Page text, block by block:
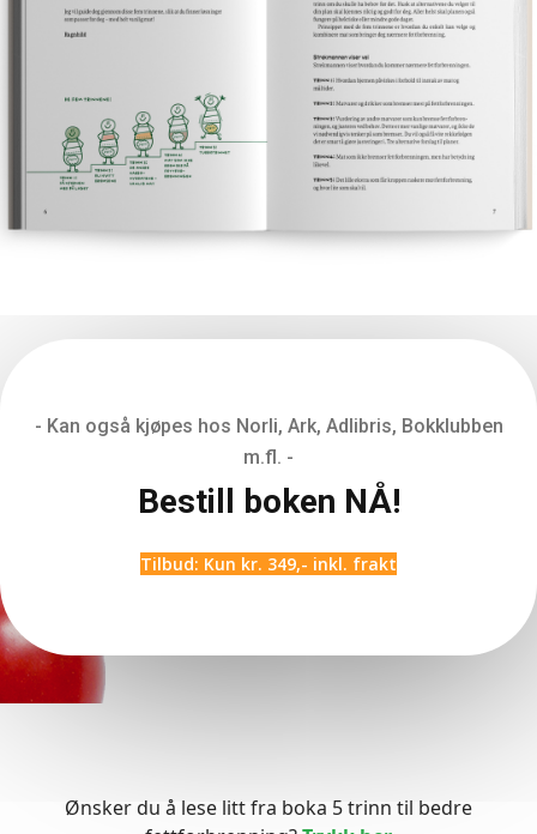
- Kan også kjøpes hos Norli, Ark, Adlibris, Bokklubben
m.fl. -
Bestill boken NÅ!
Tilbud: Kun kr. 349,- inkl. frakt
Ønsker du å lese litt fra boka 5 trinn til bedre